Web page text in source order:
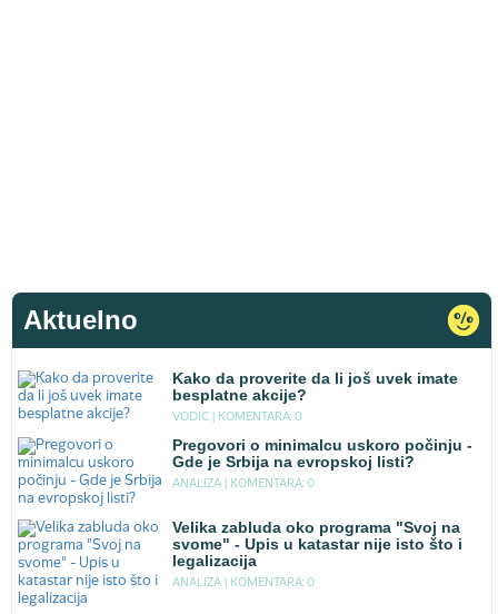
Aktuelno
Kako da proverite da li još uvek imate
besplatne akcije?
VODIC | KOMENTARA: 0
Pregovori o minimalcu uskoro počinju -
Gde je Srbija na evropskoj listi?
ANALIZA | KOMENTARA: 0
Velika zabluda oko programa "Svoj na
svome" - Upis u katastar nije isto što i
legalizacija
ANALIZA | KOMENTARA: 0